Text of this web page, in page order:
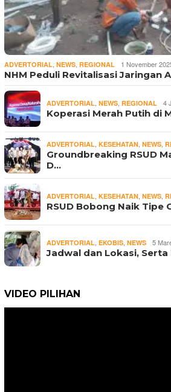
ADVERTORIAL, NEWS, REGIONAL 1 November
NHM Peduli Revitalisasi Jaringan
ADVERTORIAL, NEWS, REGIONAL 4
Koperasi Merah Putih di
ADVERTORIAL, KESEHATAN, NEWS,
Groundbreaking RSUD
D…
ADVERTORIAL, KESEHATAN, NEWS,
RSUD Bobong Naik Tipe
ADVERTORIAL, EKOBIS, NEWS 5
Jadwal dan Lokasi,
VIDEO PILIHAN